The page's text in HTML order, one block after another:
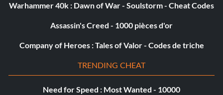
Arri - /cheat ajouter 1 Arri
Warhammer 40k : Dawn of War - Soulstorm - Cheat Codes
Assassin's Creed - 1000 pièces d'or
Company of Heroes : Tales of Valor - Codes de triche
TRENDING CHEAT
Need for Speed : Most Wanted - 10000